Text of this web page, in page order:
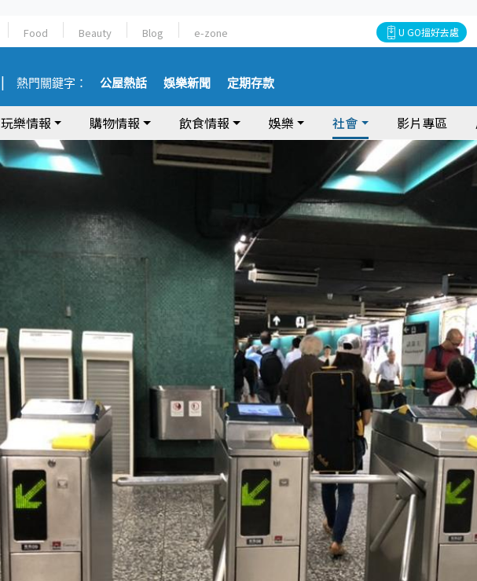
Food Beauty Blog e-zone U GO搵好去處
熱門關鍵字： 公屋熱話 娛樂新聞 定期存款
玩樂情報 購物情報 飲食情報 娛樂 社會 影片專區